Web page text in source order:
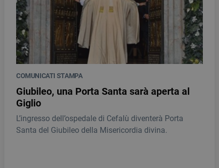
COMUNICATI STAMPA
Giubileo, una Porta Santa sarà aperta al
Giglio
L’ingresso dell’ospedale di Cefalù diventerà Porta
Santa del Giubileo della Misericordia divina.